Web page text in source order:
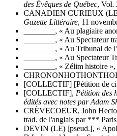
des Évêques de Québec, Vol.
CANADIEN CURIEUX (LE)
Gazette Littéraire, 11
________, « Au plagiaire
________, « Au Spectateur
________, « Au Tribunal de
________, « Au Spectateur
________, « Zélim histoire
[COLLECTIF] [Pétition de
[COLLECTIF], Pétition des
édités avec notes par Adam
CRÈVECOEUR, John
trad. de l'anglais par ***
DEVIN (LE) [pseud.], «